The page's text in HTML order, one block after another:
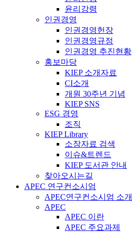
윤리강령
인권경영
인권경영헌장
인권경영규정
인권경영 추진현황
홍보마당
KIEP 소개자료
CI소개
개원 30주년 기념
KIEP SNS
ESG 경영
조직
KIEP Library
소장자료 검색
이슈&트렌드
KIEP 도서관 안내
찾아오시는길
APEC 연구컨소시엄
APEC연구컨소시엄 소개
APEC
APEC 이란
APEC 주요과제